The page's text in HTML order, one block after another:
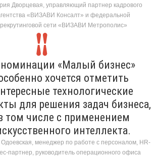
Дворцевая, управляющий партнер кадрового
«ВИЗАВИ Консалт» и федеральной
рекрутинговой сети «ВИЗАВИ Метрополис»
«Малый бизнес»
хочется отметить
технологические
для решения задач бизнеса,
том числе с применением
интеллекта.
Одоевская, менеджер по работе с персоналом, HR-
партнер, руководитель операционного офиса